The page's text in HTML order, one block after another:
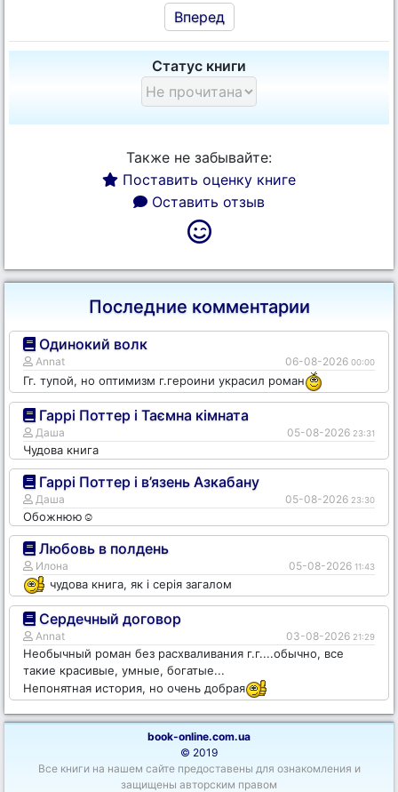
Вперед
Статус книги
Также не забывайте:
Поставить оценку книге
Оставить отзыв
Последние комментарии
Одинокий волк
Annat 06-08-2026 00:00
Гг. тупой, но оптимизм г.героини украсил роман
Гаррі Поттер і Таємна кімната
Даша 05-08-2026 23:31
Чудова книга
Гаррі Поттер і в’язень Азкабану
Даша 05-08-2026 23:30
Обожнюю☺️
Любовь в полдень
Илона 05-08-2026 11:43
чудова книга, як і серія загалом
Сердечный договор
Annat 03-08-2026 21:29
Необычный роман без расхваливания г.г....обычно, все
такие красивые, умные, богатые...
Непонятная история, но очень добрая
book-online.com.ua
© 2019
Все книги на нашем сайте предоставены для ознакомления и
защищены авторским правом